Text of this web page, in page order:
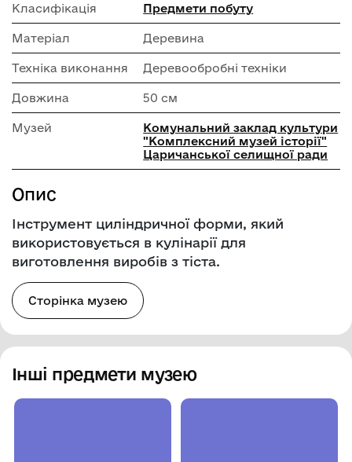
Класифікація Предмети побуту
Матеріал Деревина
Техніка виконання Деревообробні техніки
Довжина 50 см
Музей
Комунальний заклад культури
"Комплексний музей історії"
Царичанської селищної ради
Опис
Інструмент циліндричної форми, який
використовується в кулінарії для
виготовлення виробів з тіста.
Сторінка музею
Інші предмети музею